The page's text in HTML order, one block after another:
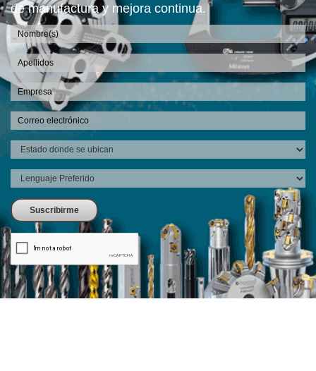
de manufactura y mejora continua.